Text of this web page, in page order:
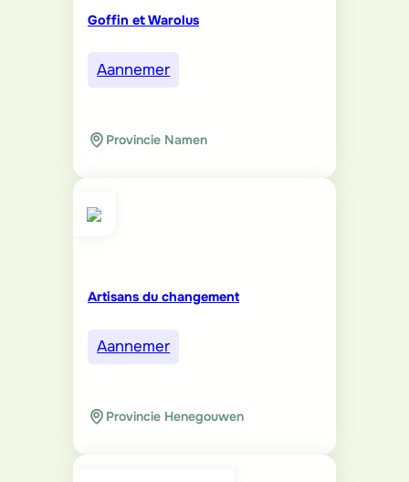
Goffin et Warolus
Aannemer
Provincie Namen
Artisans du changement
Aannemer
Provincie Henegouwen